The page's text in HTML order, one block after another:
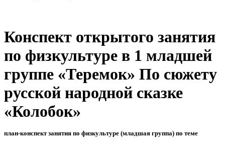
Конспект открытого занятия
по физкультуре в 1 младшей
группе «Теремок» По сюжету
русской народной сказке
«Колобок»
план-конспект занятия по физкультуре (младшая группа) по теме